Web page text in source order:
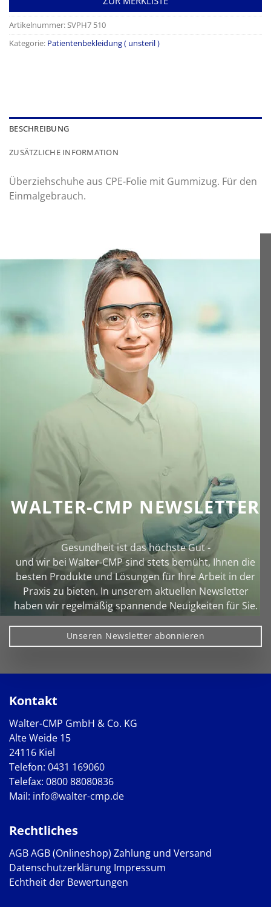
Artikelnummer:SVPH7 510
Kategorie: Patientenbekleidung ( unsteril )
BESCHREIBUNG
ZUSÄTZLICHE INFORMATION
Überziehschuhe aus CPE-Folie mit Gummizug. Für den
Einmalgebrauch.
WALTER-CMP NEWSLETTER
Gesundheit ist das höchste Gut -
und wir bei Walter‑CMP sind stets bemüht, Ihnen die
besten Produkte und Lösungen für Ihre Arbeit in der
Praxis zu bieten. In unserem aktuellen Newsletter
haben wir regelmäßig spannende Neuigkeiten für Sie.
Unseren Newsletter abonnieren
Kontakt
Walter-CMP GmbH & Co. KG
Alte Weide 15
24116 Kiel
Telefon: 0431 169060
Telefax: 0800 88080836
Mail: info@walter-cmp.de
Rechtliches
AGBAGB (Onlineshop) Zahlung und Versand
Datenschutzerklärung Impressum
Echtheit der Bewertungen